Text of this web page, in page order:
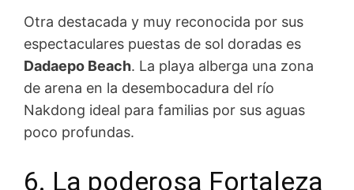
Otra destacada y muy reconocida por sus
espectaculares puestas de sol doradas es
Dadaepo Beach. La playa alberga una zona
de arena en la desembocadura del río
Nakdong ideal para familias por sus aguas
poco profundas.
6. La poderosa Fortaleza